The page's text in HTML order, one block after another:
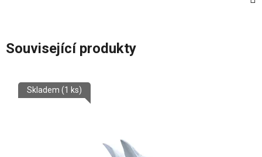
Související produkty
Skladem (1 ks)